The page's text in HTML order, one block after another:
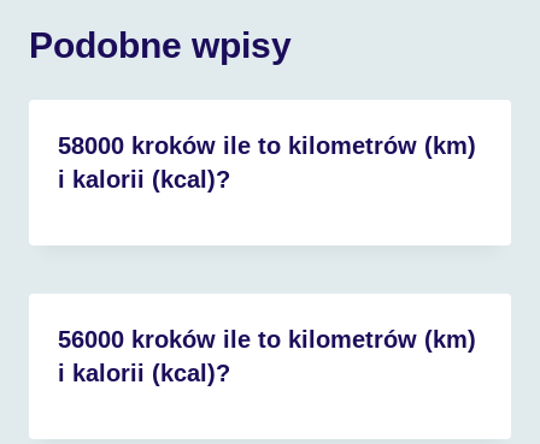
Podobne wpisy
58000 kroków ile to kilometrów (km)
i kalorii (kcal)?
56000 kroków ile to kilometrów (km)
i kalorii (kcal)?